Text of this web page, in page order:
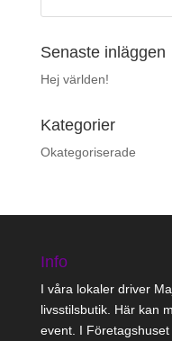
Senaste inläggen
Hej världen!
Kategorier
Okategoriserade
Info
I våra lokaler driver
livsstilsbutik. Här kan
event. I